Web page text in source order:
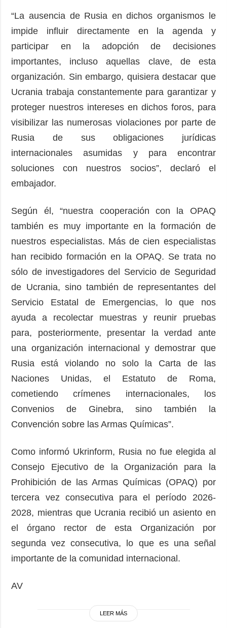
“La ausencia de Rusia en dichos organismos le
impide influir directamente en la agenda y
participar en la adopción de decisiones
importantes, incluso aquellas clave, de esta
organización. Sin embargo, quisiera destacar que
Ucrania trabaja constantemente para garantizar y
proteger nuestros intereses en dichos foros, para
visibilizar las numerosas violaciones por parte de
Rusia de sus obligaciones jurídicas
internacionales asumidas y para encontrar
soluciones con nuestros socios”, declaró el
embajador.
Según él, “nuestra cooperación con la OPAQ
también es muy importante en la formación de
nuestros especialistas. Más de cien especialistas
han recibido formación en la OPAQ. Se trata no
sólo de investigadores del Servicio de Seguridad
de Ucrania, sino también de representantes del
Servicio Estatal de Emergencias, lo que nos
ayuda a recolectar muestras y reunir pruebas
para, posteriormente, presentar la verdad ante
una organización internacional y demostrar que
Rusia está violando no solo la Carta de las
Naciones Unidas, el Estatuto de Roma,
cometiendo crímenes internacionales, los
Convenios de Ginebra, sino también la
Convención sobre las Armas Químicas”.
Como informó Ukrinform, Rusia no fue elegida al
Consejo Ejecutivo de la Organización para la
Prohibición de las Armas Químicas (OPAQ) por
tercera vez consecutiva para el período 2026-
2028, mientras que Ucrania recibió un asiento en
el órgano rector de esta Organización por
segunda vez consecutiva, lo que es una señal
importante de la comunidad internacional.
AV
LEER MÁS